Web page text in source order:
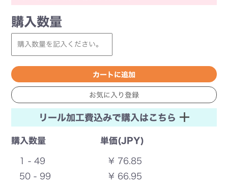
購入数量
リール加工費込みで購入はこちら
購入数量 単価(JPY)
1 - 49
¥ 76.85
50 - 99
¥ 66.95